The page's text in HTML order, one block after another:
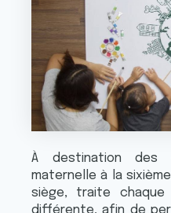
À destination
maternelle à la
siège, traite chaque